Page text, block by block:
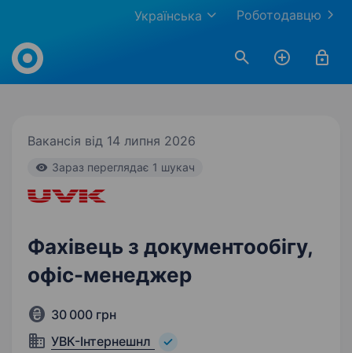
Роботодавцю
Українська
Work.ua
Вакансія від 14 липня 2026
Зараз переглядає 1 шукач
Фахівець з документообігу,
офіс-менеджер
30 000 грн
УВК-Інтернешнл